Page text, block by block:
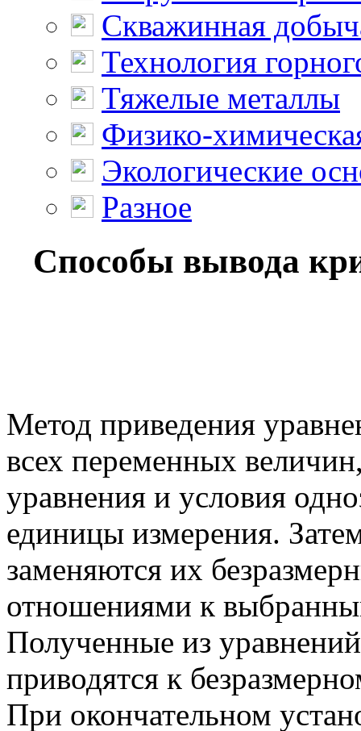
Скважинная
Технология
Тяжелые металлы
Физико-
Экологические
Разное
Способы вывода
Метод приведения
всех переменных
уравнения и условия
единицы измерения.
заменяются их
отношениями к
Полученные из
приводятся к
При окончательном